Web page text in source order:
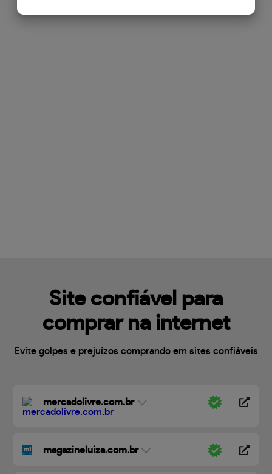
Site confiável para
comprar na internet
Evite golpes e prejuízos comprando em sites confiáveis
mercadolivre.com.br
magazineluiza.com.br